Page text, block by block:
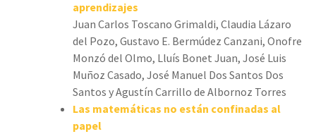
aprendizajes
Juan Carlos Toscano Grimaldi, Claudia Lázaro
del Pozo, Gustavo E. Bermúdez Canzani, Onofre
Monzó del Olmo, Lluís Bonet Juan, José Luis
Muñoz Casado, José Manuel Dos Santos Dos
Santos y Agustín Carrillo de Albornoz Torres
Las matemáticas no están confinadas al
papel